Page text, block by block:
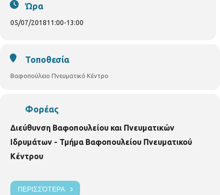
Ώρα
05/07/201811:00-13:00
Τοποθεσία
Βαφοπούλειο Πνευματικό Κέντρο
Φορέας
Διεύθυνση Βαφοπουλείου και Πνευματικών
Ιδρυμάτων - Τμήμα Βαφοπουλείου Πνευματικού
Κέντρου
ΠΕΡΙΣΣΌΤΕΡΑ